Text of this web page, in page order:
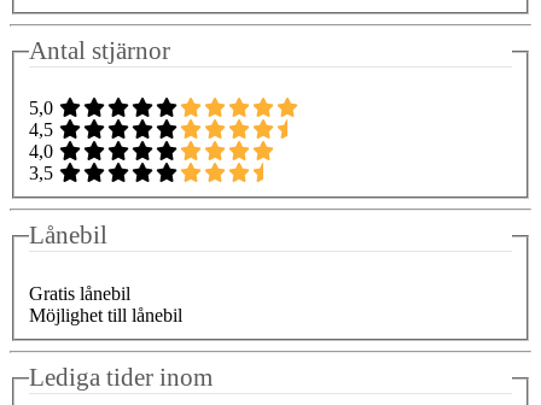
Antal stjärnor
5,0
4,5
4,0
3,5
Lånebil
Gratis lånebil
Möjlighet till lånebil
Lediga tider inom